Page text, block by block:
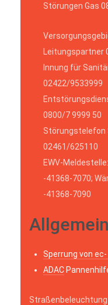
Störungen Gas
Leitungspartner
Innung für
02422/9533999
0800/7 9999 50
Störungstelefon
02461/625110
EWV-
-41368-7070;
-41368-7090
Sperrung von
ADAC